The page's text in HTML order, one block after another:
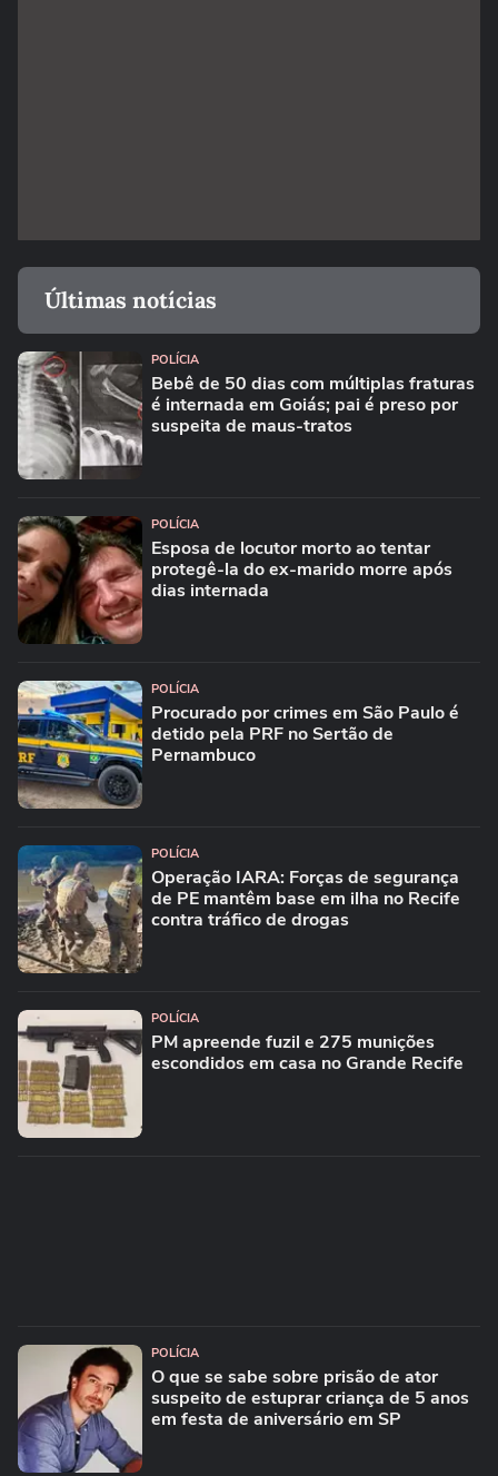
Últimas notícias
POLÍCIA
Bebê de 50 dias com múltiplas fraturas
é internada em Goiás; pai é preso por
suspeita de maus-tratos
POLÍCIA
Esposa de locutor morto ao tentar
protegê-la do ex-marido morre após
dias internada
POLÍCIA
Procurado por crimes em São Paulo é
detido pela PRF no Sertão de
Pernambuco
POLÍCIA
Operação IARA: Forças de segurança
de PE mantêm base em ilha no Recife
contra tráfico de drogas
POLÍCIA
PM apreende fuzil e 275 munições
escondidos em casa no Grande Recife
POLÍCIA
O que se sabe sobre prisão de ator
suspeito de estuprar criança de 5 anos
em festa de aniversário em SP